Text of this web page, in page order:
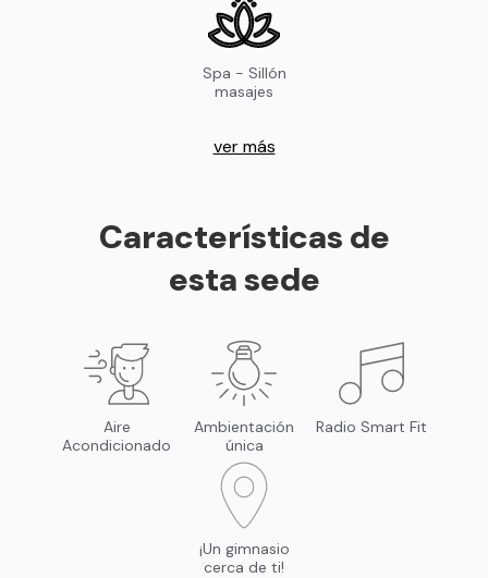
Spa - Sillón
masajes
ver más
Características de
esta sede
Aire
Acondicionado
Ambientación
única
Radio Smart Fit
¡Un gimnasio
cerca de ti!